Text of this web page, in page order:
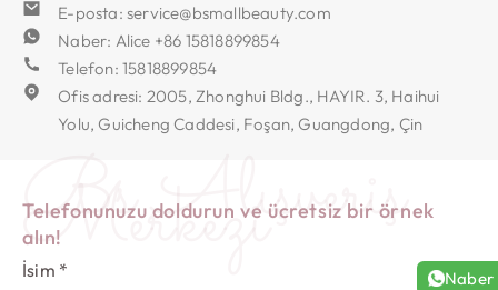
E-posta: service@bsmallbeauty.com
Naber: Alice +86 15818899854
Telefon: 15818899854
Ofis adresi: 2005, Zhonghui Bldg., HAYIR. 3, Haihui
Yolu, Guicheng Caddesi, Foşan, Guangdong, Çin
Bs Alışveriş
Merkezi
Telefonunuzu doldurun ve ücretsiz bir örnek
alın!
İsim * Naber